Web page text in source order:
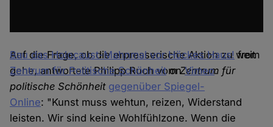
Bau das Holocaust-Mahnmal vor Höckes Haus! from
Zentrum für Politische SchönheitonVimeo.
Auf die Frage, ob die erpresserische Aktion zu weit
gehe, antwortete Philipp Ruch vomZentrum für
politische Schönheit gegenüber Spiegel-
Online: "Kunst muss wehtun, reizen, Widerstand
leisten. Wir sind keine Wohlfühlzone. Wenn die